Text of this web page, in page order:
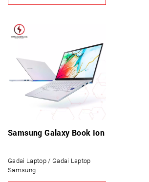
Samsung Galaxy Book Ion
Gadai Laptop / Gadai Laptop
Samsung